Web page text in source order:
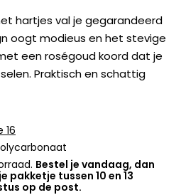
hartjes val je gegarandeerd
oogt modieus en het stevige
een roségoud koord dat je
Praktisch en schattig
16
Bestel je vandaag, dan
pakketje tussen 10 en 13
op de post.